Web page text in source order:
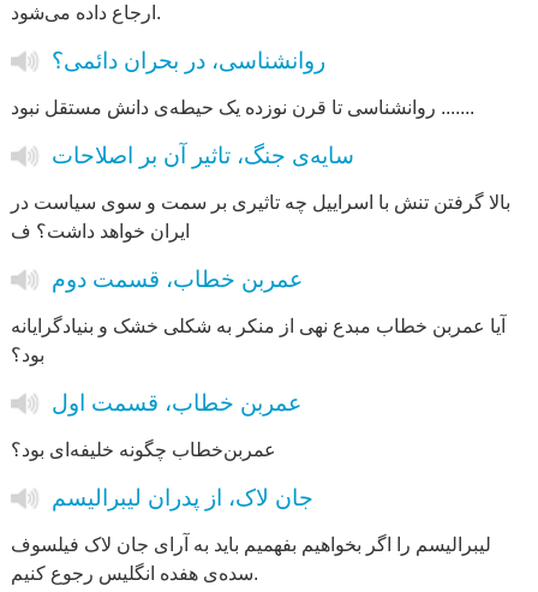
ارجاع داده می‌شود.
روانشناسی، در بحران دائمی؟
روانشناسی تا قرن نوزده یک حیطه‌ی دانش مستقل نبود .......
سایه‌ی جنگ، تاثیر آن بر اصلاحات
بالا گرفتن تنش با اسراییل چه تاثیری بر سمت و سوی سیاست در
ایران خواهد داشت؟ ف
عمربن خطاب، قسمت دوم
آیا عمر‌بن خطاب مبدع نهی از منکر به شکلی خشک و بنیادگرایانه
بود؟
عمربن خطاب، قسمت اول
عمر‌بن‌خطاب چگونه خلیفه‌ای بود؟
جان لاک، از پدران لیبرالیسم
لیبرالیسم را اگر بخواهیم بفهمیم باید به آرای جان لاک فیلسوف
سده‌ی هفده انگلیس رجوع کنیم.